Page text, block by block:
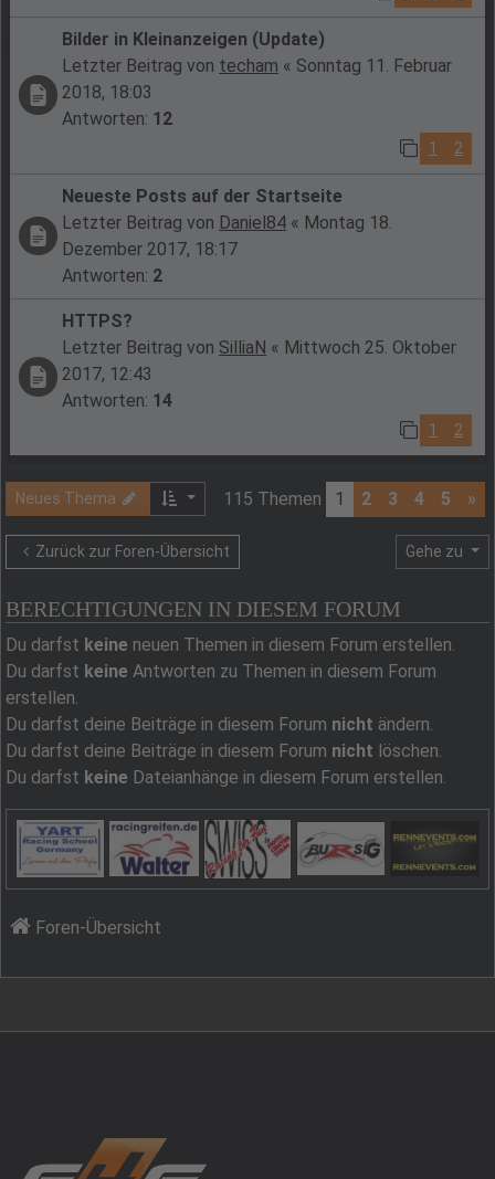
Bilder in Kleinanzeigen (Update)
Letzter Beitrag von techam « Sonntag 11. Februar
2018, 18:03
Antworten: 12
1 2
Neueste Posts auf der Startseite
Letzter Beitrag von Daniel84 « Montag 18.
Dezember 2017, 18:17
Antworten: 2
HTTPS?
Letzter Beitrag von SilliaN « Mittwoch 25. Oktober
2017, 12:43
Antworten: 14
1 2
Neues Thema 115 Themen 1 2 3 4 5 »
Zurück zur Foren-Übersicht Gehe zu
BERECHTIGUNGEN IN DIESEM FORUM
Du darfst keine neuen Themen in diesem Forum erstellen.
Du darfst keine Antworten zu Themen in diesem Forum
erstellen.
Du darfst deine Beiträge in diesem Forum nicht ändern.
Du darfst deine Beiträge in diesem Forum nicht löschen.
Du darfst keine Dateianhänge in diesem Forum erstellen.
Foren-Übersicht